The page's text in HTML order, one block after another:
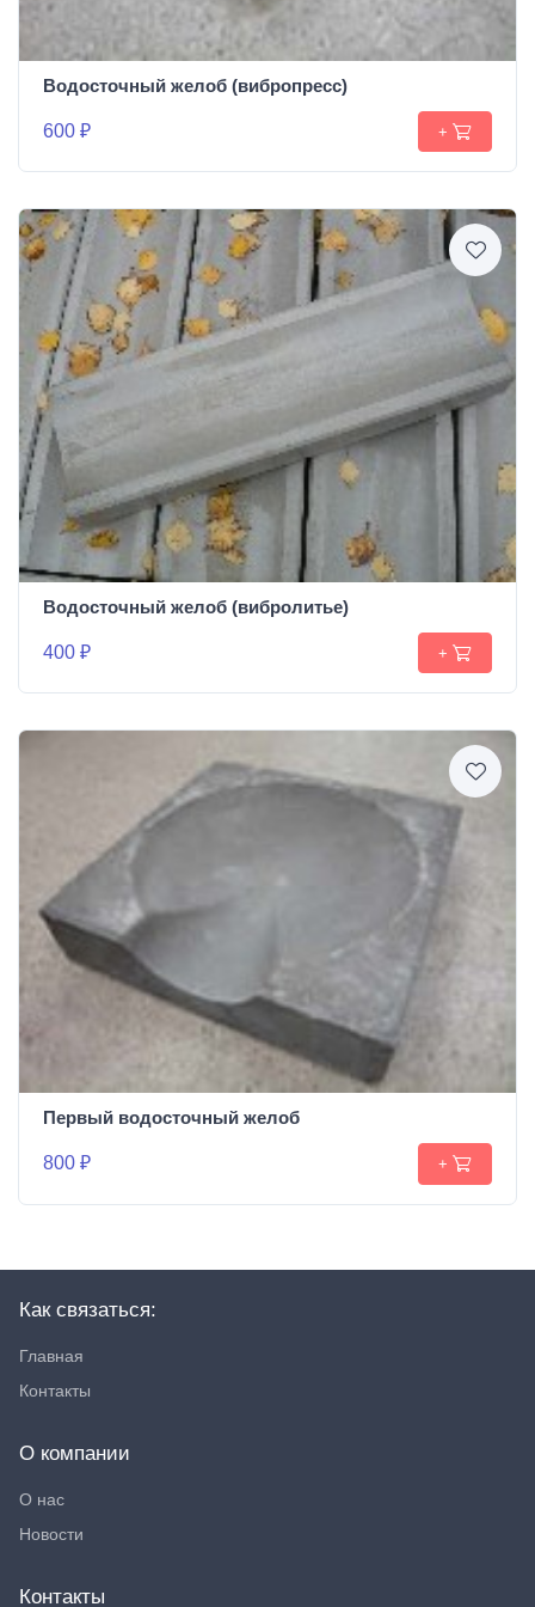
Водосточный желоб (вибропресс)
600 ₽ +
Водосточный желоб (вибролитье)
400 ₽ +
Первый водосточный желоб
800 ₽ +
Как связаться:
Главная
Контакты
О компании
О нас
Новости
Контакты